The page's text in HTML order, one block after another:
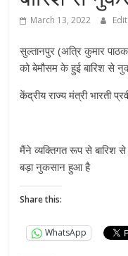
March 13, 2022
सुल्तानपुर (अत्रि कुमार
को बेमौसम के हुई बारिश से
केंद्रीय राज्य मंत्री भारती
मैंने व्यक्तिगत रूप से बारिश से
बड़ा नुकसान हुआ है
Share this:
WhatsApp